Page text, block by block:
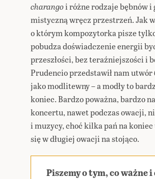
charangoi różne rodzaje bębnów
mistyczną wręcz przestrzeń. Jak
o którym kompozytorka pisze
pobudza doświadczenie energii
przeszłości, bez teraźniejszości i
Prudencio przedstawił nam utwór
jako modlitewny – a modły to
koniec. Bardzo poważna, bardzo
koncertu, nawet podczas owacji,
i muzycy, choć kilka pań na koniec
się w długiej owacji na stojąco.
Piszemy o tym, co ważne